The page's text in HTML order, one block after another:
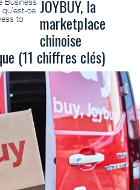
ce
to
JOYBUY, la
marketplace
chinoise
(11 chiffres clés)